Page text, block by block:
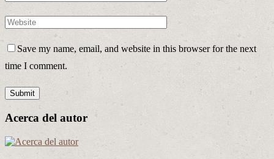
Save my name, email, and website in this browser for the next
time I comment.
Acerca del autor